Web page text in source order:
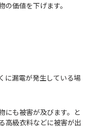
価値を下げます。
に漏電が発生している場
にも被害が及びます。と
高級衣料などに被害が出